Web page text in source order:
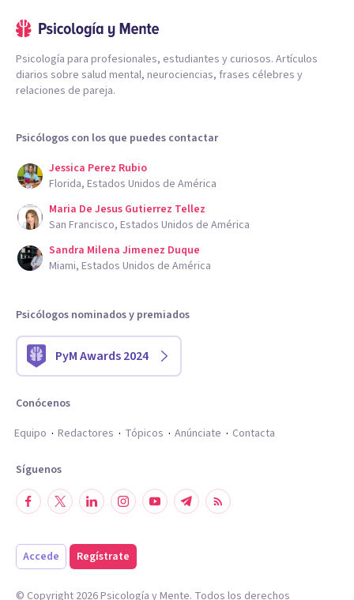
Psicología para profesionales, estudiantes y curiosos. Artículos
diarios sobre salud mental, neurociencias, frases célebres y
relaciones de pareja.
Psicólogos con los que puedes contactar
Jessica Perez Rubio
Florida, Estados Unidos de América
Maria De Jesus Gutierrez Tellez
San Francisco, Estados Unidos de América
Sandra Milena Jimenez Duque
Miami, Estados Unidos de América
Psicólogos nominados y premiados
PyM Awards 2024
Conócenos
Equipo
Redactores Tópicos Anúnciate Contacta
Síguenos
Accede Regístrate
© Copyright 2026Psicología y Mente. Todos los derechos